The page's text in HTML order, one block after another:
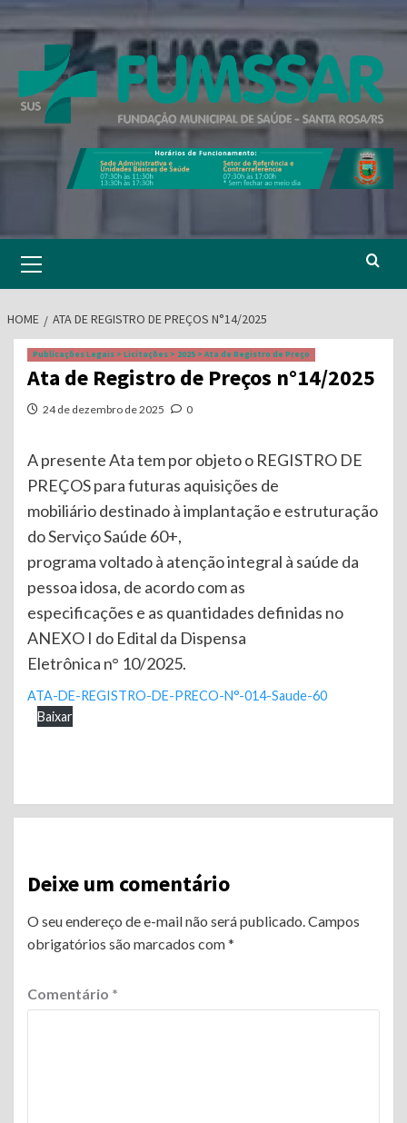
to
Menu
HOME ATA DE REGISTRO DE PREÇOS N°14/2025
Publicações Legais > Licitações > 2025 > Ata de Registro de Preço
Ata de Registro de Preços n°14/2025
24 de dezembro de 2025 0
A presente Ata tem por objeto o REGISTRO DE
PREÇOS para futuras aquisições de
mobiliário destinado à implantação e estruturação
do Serviço Saúde 60+,
programa voltado à atenção integral à saúde da
pessoa idosa, de acordo com as
especificações e as quantidades definidas no
ANEXO I do Edital da Dispensa
Eletrônica n° 10/2025.
ATA-DE-REGISTRO-DE-PRECO-N°-014-Saude-60
Baixar
Continue
Reading
Deixe um comentário
O seu endereço de e-mail não será publicado. Campos
obrigatórios são marcados com*
Comentário *